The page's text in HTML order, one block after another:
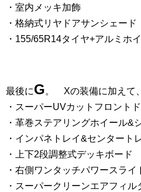
・室内メッキ加飾
・格納式リヤドアサンシェード
・155/65R14タイヤ+アルミホ
最後にG。 Xの装備に加えて、
・スーパーUVカットフロント
・革巻ステアリングホイール&
・インパネトレイ&センタート
・上下2段調整式デッキボード
・右側ワンタッチパワースライ
・スーパークリーンエアフィル